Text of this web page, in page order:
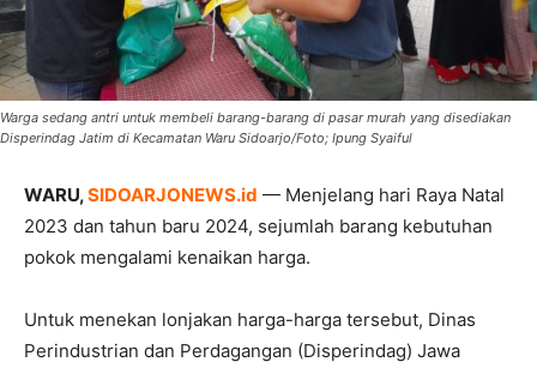
Warga sedang antri untuk membeli barang-barang di pasar murah yang disediakan
Disperindag Jatim di Kecamatan Waru Sidoarjo/Foto; Ipung Syaiful
WARU,SIDOARJONEWS.id — Menjelang hari Raya Natal
2023 dan tahun baru 2024, sejumlah barang kebutuhan
pokok mengalami kenaikan harga.
Untuk menekan lonjakan harga-harga tersebut, Dinas
Perindustrian dan Perdagangan (Disperindag) Jawa